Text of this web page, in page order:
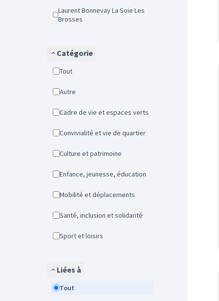
Laurent Bonnevay La Soie Les
Brosses
Catégorie
Tout
Autre
Cadre de vie et espaces verts
Convivialité et vie de quartier
Culture et patrimoine
Enfance, jeunesse, éducation
Mobilité et déplacements
Santé, inclusion et solidarité
Sport et loisirs
Liées à
Tout